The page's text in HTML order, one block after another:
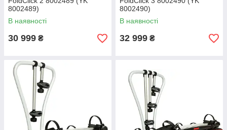
8002489)
В наявності
30 999 ₴
8002490)
В наявності
32 999 ₴